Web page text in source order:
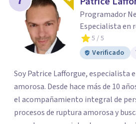
Programador
Especialista en
5 / 5
Verificado
Soy Patrice Lafforgue, especialista
amorosa. Desde hace más de 10
el acompañamiento integral de
procesos de ruptura amorosa y